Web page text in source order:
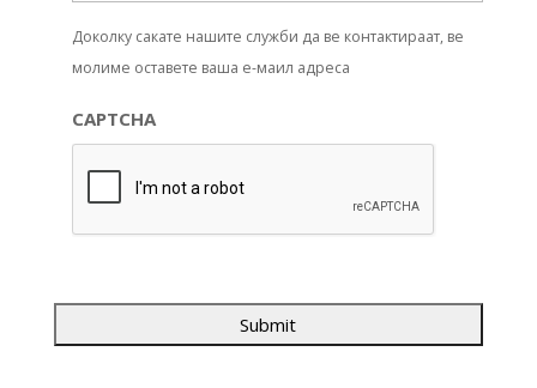
Доколку сакате нашите служби да ве контактираат, ве
молиме оставете ваша е-маил адреса
CAPTCHA